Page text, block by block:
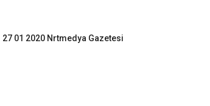
27 01 2020 Nrtmedya Gazetesi